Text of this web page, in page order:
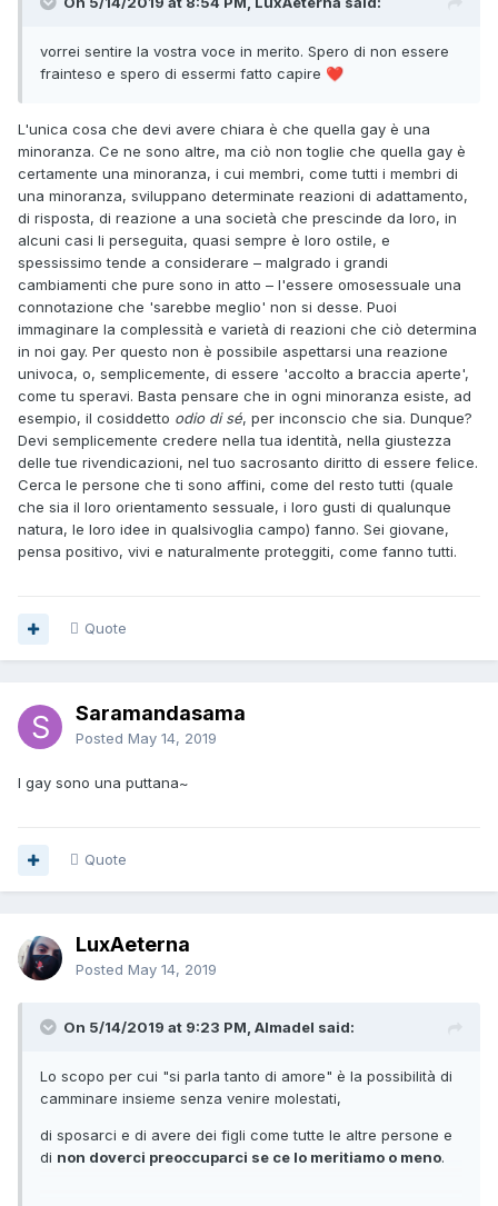
vorrei sentire la vostra voce in merito. Spero di non essere
frainteso e spero di essermi fatto capire ❤️
L'unica cosa che devi avere chiara è che quella gay è una
minoranza. Ce ne sono altre, ma ciò non toglie che quella gay è
certamente una minoranza, i cui membri, come tutti i membri di
una minoranza, sviluppano determinate reazioni di adattamento,
di risposta, di reazione a una società che prescinde da loro, in
alcuni casi li perseguita, quasi sempre è loro ostile, e
spessissimo tende a considerare – malgrado i grandi
cambiamenti che pure sono in atto – l'essere omosessuale una
connotazione che 'sarebbe meglio' non si desse. Puoi
immaginare la complessità e varietà di reazioni che ciò determina
in noi gay. Per questo non è possibile aspettarsi una reazione
univoca, o, semplicemente, di essere 'accolto a braccia aperte',
come tu speravi. Basta pensare che in ogni minoranza esiste, ad
esempio, il cosiddetto odio di sé, per inconscio che sia. Dunque?
Devi semplicemente credere nella tua identità, nella giustezza
delle tue rivendicazioni, nel tuo sacrosanto diritto di essere felice.
Cerca le persone che ti sono affini, come del resto tutti (quale
che sia il loro orientamento sessuale, i loro gusti di qualunque
natura, le loro idee in qualsivoglia campo) fanno. Sei giovane,
pensa positivo, vivi e naturalmente proteggiti, come fanno tutti.
Quote
Saramandasama
Posted May 14, 2019
I gay sono una puttana~
Quote
LuxAeterna
Posted May 14, 2019
On 5/14/2019 at 9:23 PM, Almadel said:
Lo scopo per cui "si parla tanto di amore" è la possibilità di
camminare insieme senza venire molestati,
di sposarci e di avere dei figli come tutte le altre persone e
di non doverci preoccuparci se ce lo meritiamo o meno.